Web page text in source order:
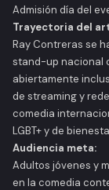
Admisión día del
Trayectoria del
Ray Contreras se
stand-up nacional
abiertamente
de streaming y
comedia
LGBT+ y de
Audiencia meta:
Adultos jóvenes y
en la comedia